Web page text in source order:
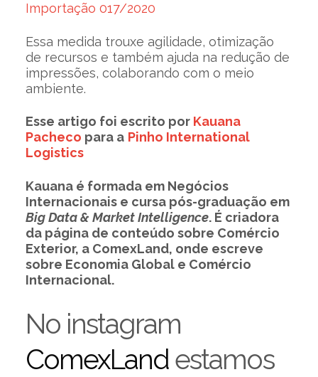
Importação 017/2020
Essa medida trouxe agilidade, otimização
de recursos e também ajuda na redução de
impressões, colaborando com o meio
ambiente.
Esse artigo foi escrito por Kauana
Pacheco para a Pinho International
Logistics
Kauana é formada em Negócios
Internacionais e cursa pós-graduação em
Big Data & Market Intelligence. É criadora
da página de conteúdo sobre Comércio
Exterior, a ComexLand, onde escreve
sobre Economia Global e Comércio
Internacional.
No instagram
ComexLandestamos